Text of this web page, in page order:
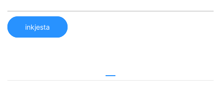
inkjesta